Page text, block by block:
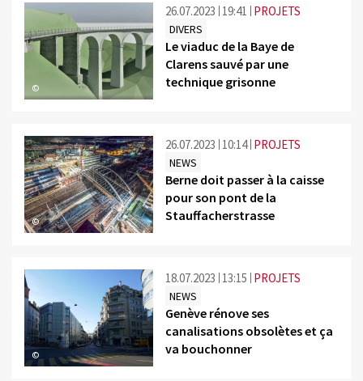
©
26.07.2023 19:41 PROJETS
DIVERS
Le viaduc de la Baye de
Clarens sauvé par une
technique grisonne
©
26.07.2023 10:14 PROJETS
NEWS
Berne doit passer à la caisse
pour son pont de la
Stauffacherstrasse
©
18.07.2023 13:15 PROJETS
NEWS
Genève rénove ses
canalisations obsolètes et ça
va bouchonner